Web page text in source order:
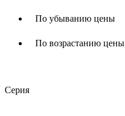
По убыванию цены
По возрастанию цены
Серия